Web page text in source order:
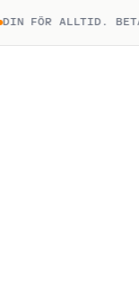
ALLTID. BETALA